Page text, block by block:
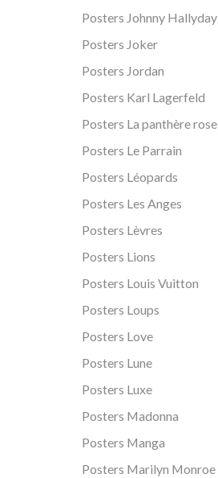
Posters Johnny Hallyday
Posters Joker
Posters Jordan
Posters Karl Lagerfeld
Posters La panthère rose
Posters Le Parrain
Posters Léopards
Posters Les Anges
Posters Lèvres
Posters Lions
Posters Louis Vuitton
Posters Loups
Posters Love
Posters Lune
Posters Luxe
Posters Madonna
Posters Manga
Posters Marilyn Monroe